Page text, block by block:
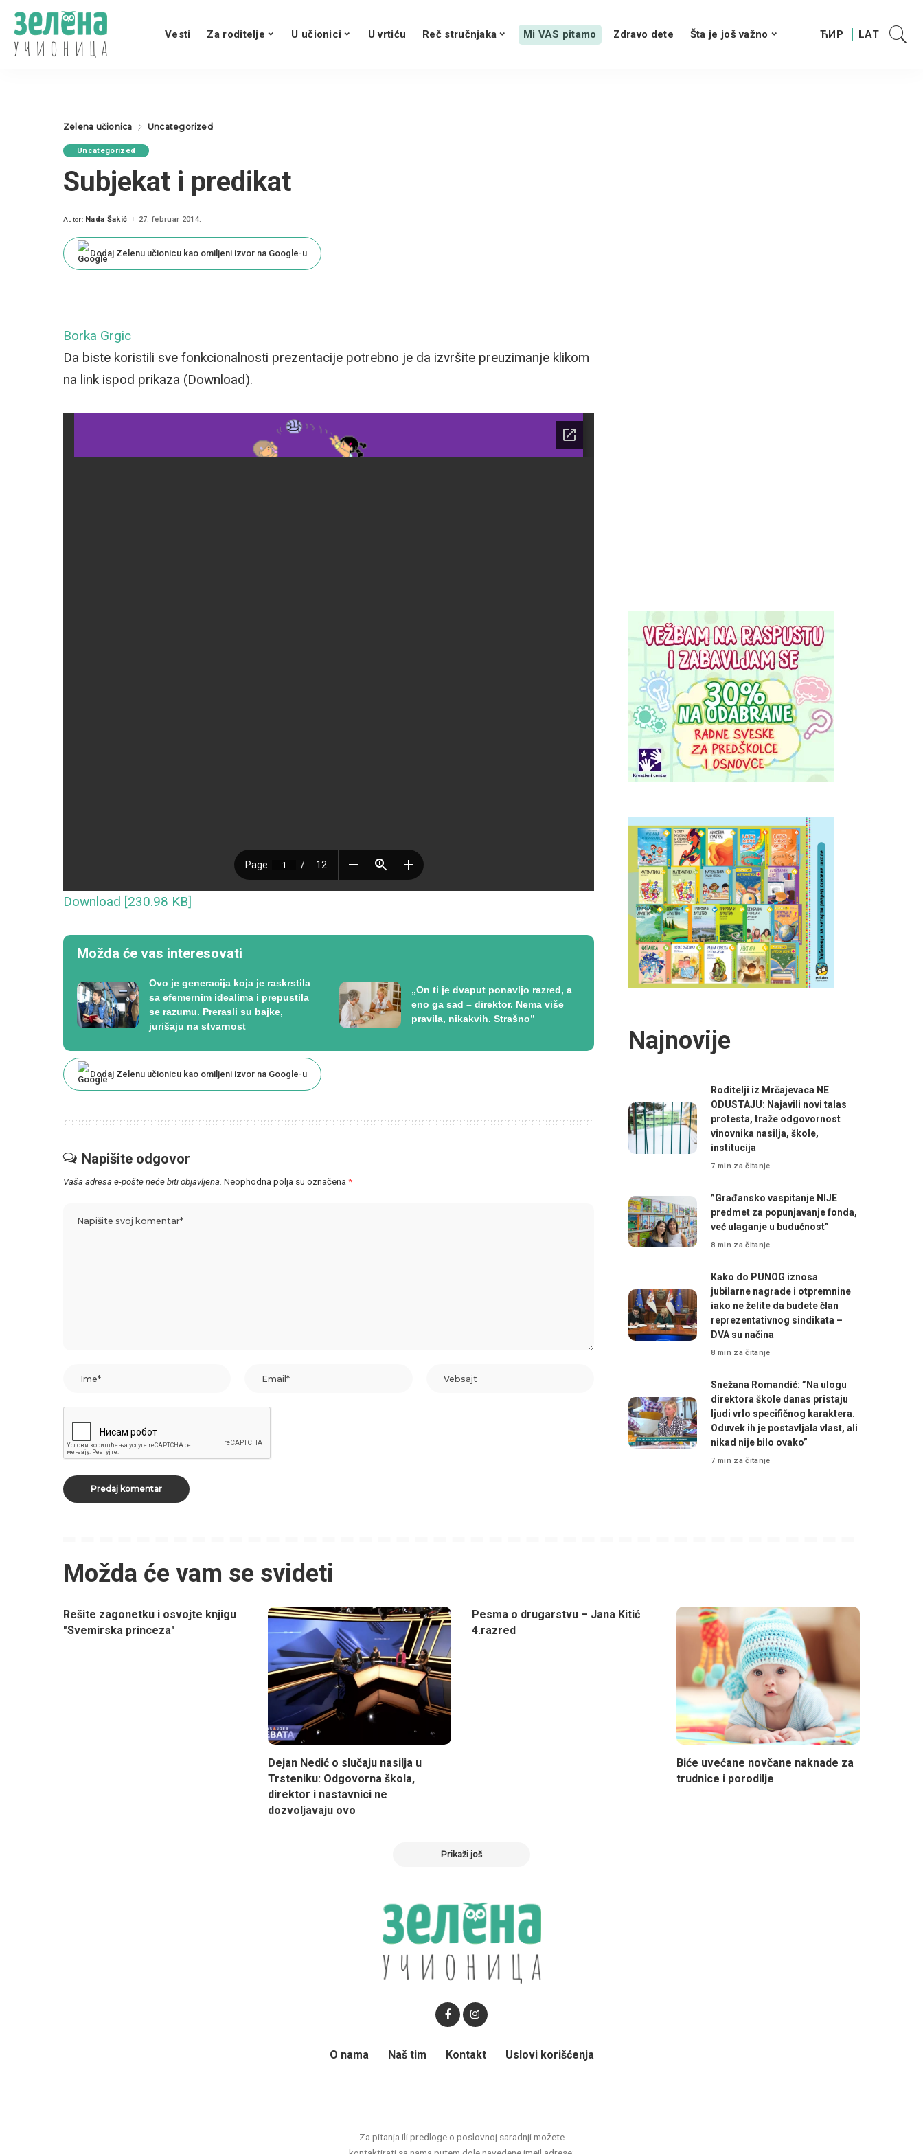
Vesti Za roditelje U učionici U vrtiću Reč stručnjaka Mi VAS pitamo Zdravo dete Šta je još važno
Zelena učionica Uncategorized
Uncategorized
Subjekat i predikat
Posted
Autor: Nada Šakić 27. februar 2014.
Dodaj Zelenu učionicu kao omiljeni izvor na Google-u
Borka Grgic
Da biste koristili sve fonkcionalnosti prezentacije potrebno je da izvršite preuzimanje klikom
na link ispod prikaza (Download).
Download [230.98 KB]
Možda će vas interesovati
Ovo je generacija koja je raskrstila
sa efemernim idealima i prepustila
se razumu. Prerasli su bajke,
jurišaju na stvarnost
„On ti je dvaput ponavljo razred, a
eno ga sad – direktor. Nema više
pravila, nikakvih. Strašno”
Dodaj Zelenu učionicu kao omiljeni izvor na Google-u
Napišite odgovor
Vaša adresa e-pošte neće biti objavljena. Neophodna polja su označena *
Najnovije
Roditelji iz Mrčajevaca NE
ODUSTAJU: Najavili novi talas
protesta, traže odgovornost
vinovnika nasilja, škole,
institucija
7 min za čitanje
”Građansko vaspitanje NIJE
predmet za popunjavanje fonda,
već ulaganje u budućnost”
8 min za čitanje
Kako do PUNOG iznosa
jubilarne nagrade i otpremnine
iako ne želite da budete član
reprezentativnog sindikata –
DVA su načina
8 min za čitanje
Snežana Romandić: ”Na ulogu
direktora škole danas pristaju
ljudi vrlo specifičnog karaktera.
Oduvek ih je postavljala vlast, ali
nikad nije bilo ovako”
7 min za čitanje
Možda će vam se svideti
Rešite zagonetku i osvojte knjigu
"Svemirska princeza"
Dejan Nedić o slučaju nasilja u
Trsteniku: Odgovorna škola,
direktor i nastavnici ne
dozvoljavaju ovo
Pesma o drugarstvu – Jana Kitić
4.razred
Biće uvećane novčane naknade za
trudnice i porodilje
Prikaži još
Za pitanja ili predloge o poslovnoj saradnji možete
O nama Naš tim Kontakt Uslovi korišćenja